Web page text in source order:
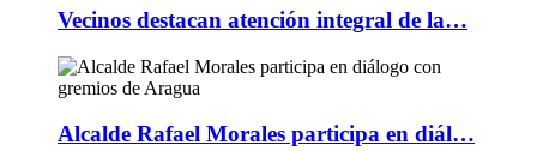
Vecinos destacan atención integral de la…
Alcalde Rafael Morales participa en diál…